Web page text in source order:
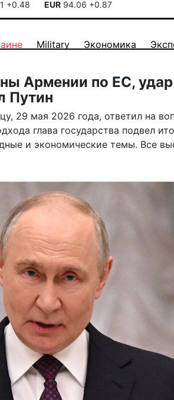
+0.48 EUR 94.06 +0.87
Military Экономика
Армении по ЕС,
Путин
29 мая 2026 года, ответил на
глава государства подвел
и экономические темы. Все